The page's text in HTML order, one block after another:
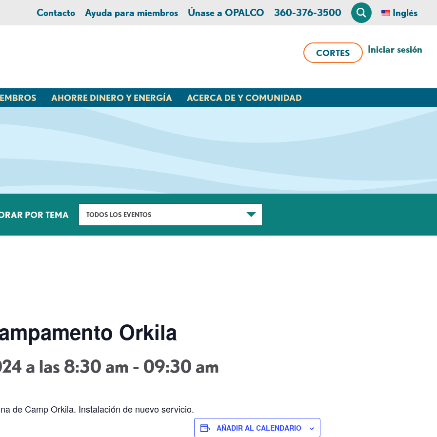
Contacto Ayuda para miembros Únase a OPALCO 360-376-3500 Inglés
CORTES Iniciar sesión
AHORRE DINERO Y ENERGÍA ACERCA DE Y COMUNIDAD
POR TEMA TODOS LOS EVENTOS
Orkila
a las 8:30 am - 09:30 am
de Camp Orkila. Instalación de nuevo servicio.
AÑADIR AL CALENDARIO